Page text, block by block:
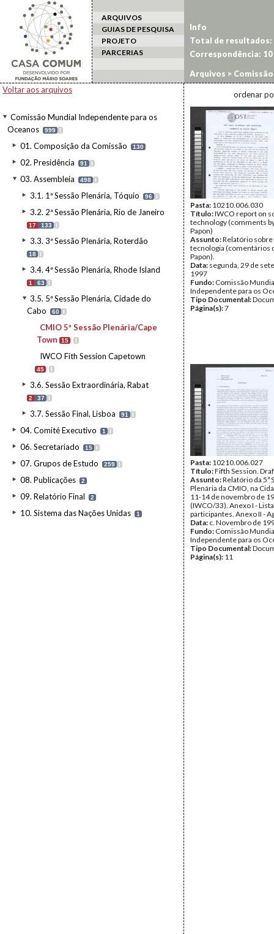
ARQUIVOS
GUIAS DE PESQUISA
PROJETO
PARCERIAS
Voltar aos arquivos
Comissão Mundial Independente para os
Oceanos
999 I
01. Composição da Comissão 130
02. Presidência 91 I
03. Assembleia 498 I
3.1. 1ª Sessão Plenária, Tóquio 96 I
3.2. 2ª Sessão Plenária, Rio de Janeiro
17 133 I
3.3. 3ª Sessão Plenária, Roterdão
18 I
3.4. 4ª Sessão Plenária, Rhode Island
1 63 I
3.5. 5ª Sessão Plenária, Cidade do
Cabo
60 I
CMIO 5ª Sessão Plenária/Cape
Town
15 I
IWCO Fith Session Capetown
45 I
3.6. Sessão Extraordinária, Rabat
2 37 I
3.7. Sessão Final, Lisboa 91 I
04. Comité Executivo 1 I
06. Secretariado 15 I
07. Grupos de Estudo 259 I
08. Publicações 2
09. Relatório Final 2
10. Sistema das Nações Unidas 1
Info
Total de resultados:
Correspondência: 10
Arquivos >
Cidade do Cabo>
ordenar
Pasta: 10210.006.030
Título:IWCO report on
technology (comments
Papon)
Assunto:Relatório sobre
tecnologia (comentários
Papon).
Data: segunda, 29 de
1997
Fundo: Comissão
Independente para os
Tipo Documental:
Página(s):7
Pasta: 10210.006.027
Título:Fifth Session.
Assunto:Relatório da 5ª
Plenária da CMIO, na
11-14 de novembro de
(IWCO/33). Anexo I -
participantes. Anexo II -
Data: c. Novembro de
Fundo: Comissão
Independente para os
Tipo Documental:
Página(s): 11